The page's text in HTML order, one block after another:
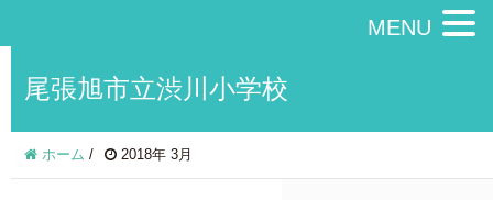
尾張旭市立渋川小学校
ホーム / 2018年 3月
MENU